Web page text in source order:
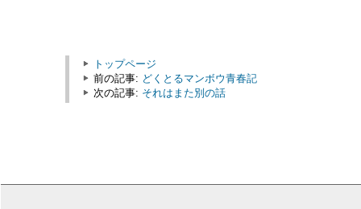
トップページ
前の記事: どくとるマンボウ青春記
次の記事: それはまた別の話